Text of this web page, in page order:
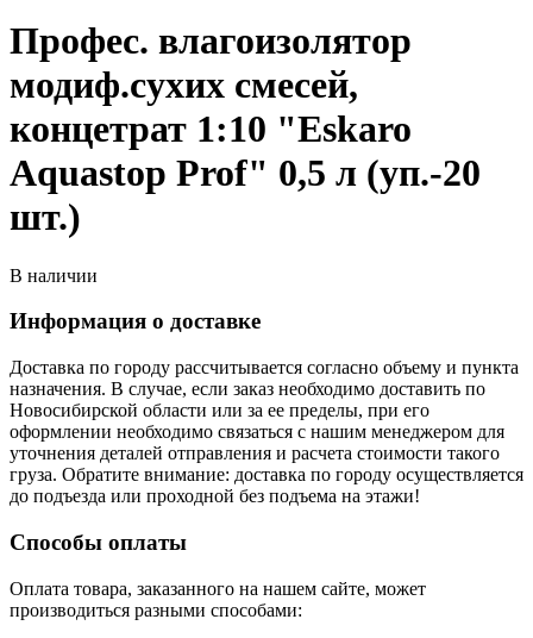
Профес. влагоизолятор
модиф.сухих смесей,
концетрат 1:10 "Eskaro
Aquastop Prof" 0,5 л (уп.-20
шт.)
В наличии
Информация о доставке
Доставка по городу рассчитывается согласно объему и пункта
назначения. В случае, если заказ необходимо доставить по
Новосибирской области или за ее пределы, при его
оформлении необходимо связаться с нашим менеджером для
уточнения деталей отправления и расчета стоимости такого
груза. Обратите внимание: доставка по городу осуществляется
до подъезда или проходной без подъема на этажи!
Способы оплаты
Оплата товара, заказанного на нашем сайте, может
производиться разными способами: